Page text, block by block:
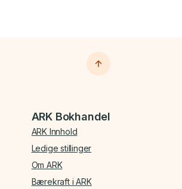
ARK Bokhandel
ARK Innhold
Ledige stillinger
Om ARK
Bærekraft i ARK